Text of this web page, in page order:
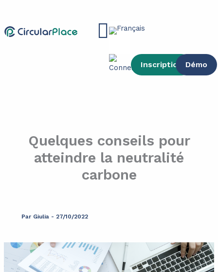
contenu
Main
Inscription Démo
Quelques conseils pour
atteindre la neutralité
carbone
Par Giulia - 27/10/2022